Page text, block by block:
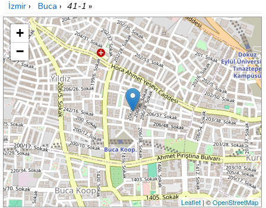
İzmir › Buca › 41-1 »
+
−
Leaflet| ©OpenStreetMap